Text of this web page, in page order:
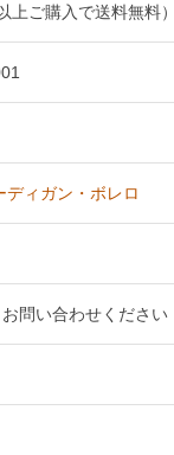
上ご購入で送料無料）
ディガン・ボレロ
問い合わせください